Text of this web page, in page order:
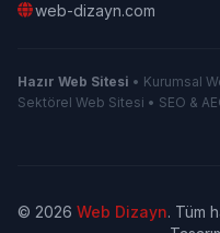
web-dizayn.com
Hazır Web Sitesi • Kurumsal
Sektörel Web Sitesi • SEO &
© 2026 Web Dizayn. Tüm